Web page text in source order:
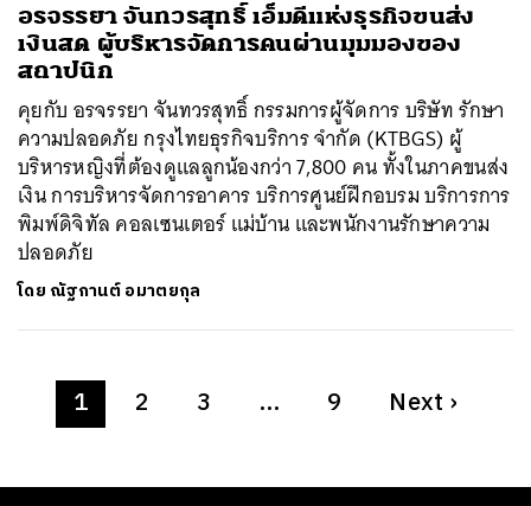
อรจรรยา จันทวรสุทธิ์ เอ็มดีแห่งธุรกิจขนส่ง
เงินสด ผู้บริหารจัดการคนผ่านมุมมองของ
สถาปนิก
คุยกับ อรจรรยา จันทวรสุทธิ์ กรรมการผู้จัดการ บริษัท รักษา
ความปลอดภัย กรุงไทยธุรกิจบริการ จำกัด (KTBGS) ผู้
บริหารหญิงที่ต้องดูแลลูกน้องกว่า 7,800 คน ทั้งในภาคขนส่ง
เงิน การบริหารจัดการอาคาร บริการศูนย์ฝึกอบรม บริการการ
พิมพ์ดิจิทัล คอลเซนเตอร์ แม่บ้าน และพนักงานรักษาความ
ปลอดภัย
โดย ณัฐกานต์ อมาตยกุล
1 2 3 … 9 Next ›